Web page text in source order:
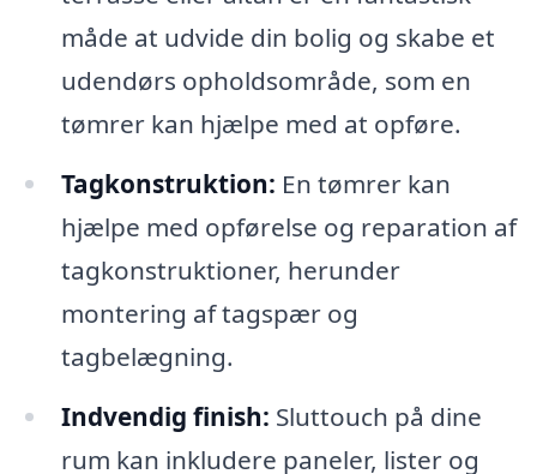
måde at udvide din bolig og skabe et
udendørs opholdsområde, som en
tømrer kan hjælpe med at opføre.
Tagkonstruktion: En tømrer kan
hjælpe med opførelse og reparation af
tagkonstruktioner, herunder
montering af tagspær og
tagbelægning.
Indvendig finish: Sluttouch på dine
rum kan inkludere paneler, lister og